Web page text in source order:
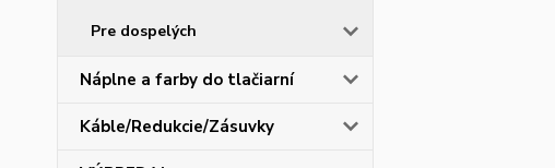
Pre dospelých
Náplne a farby do tlačiarní
Káble/Redukcie/Zásuvky